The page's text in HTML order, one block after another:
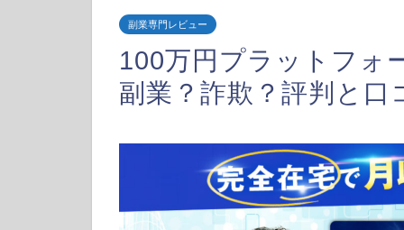
副業専門レビュー
100万円プラットフォ
副業？詐欺？評判と口